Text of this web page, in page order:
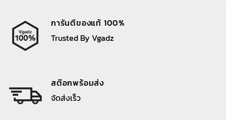
การันตีของแท้ 100%
Trusted By Vgadz
สต๊อกพร้อมส่ง
จัดส่งเร็ว